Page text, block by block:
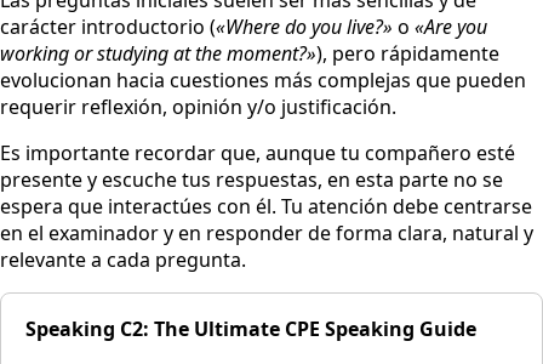
carácter introductorio («Where do you live?» o «Are you
working or studying at the moment?»), pero rápidamente
evolucionan hacia cuestiones más complejas que pueden
requerir reflexión, opinión y/o justificación.
Es importante recordar que, aunque tu compañero esté
presente y escuche tus respuestas, en esta parte no se
espera que interactúes con él. Tu atención debe centrarse
en el examinador y en responder de forma clara, natural y
relevante a cada pregunta.
Speaking C2: The Ultimate CPE Speaking Guide